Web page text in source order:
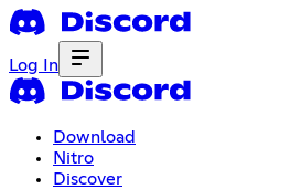
Log In
Download
Nitro
Discover